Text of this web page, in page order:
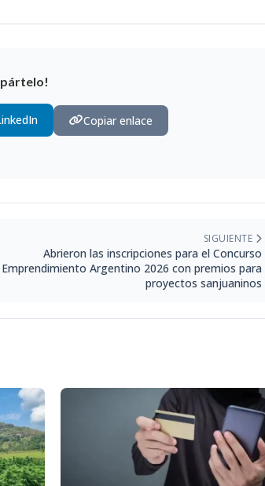
Copiar enlace
SIGUIENTE
Abrieron las inscripciones para el Concurso
Emprendimiento Argentino 2026 con premios para
proyectos sanjuaninos